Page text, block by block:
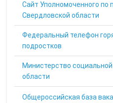
Cайт Уполномоченного по
Свердловской области
Федеральный телефон
подростков
Министерство
области
Общероссийская база